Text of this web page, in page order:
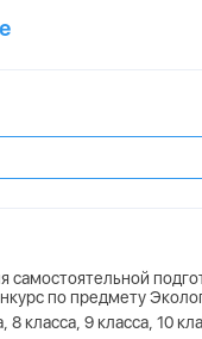
самостоятельной
по предмету
9 класса, 10